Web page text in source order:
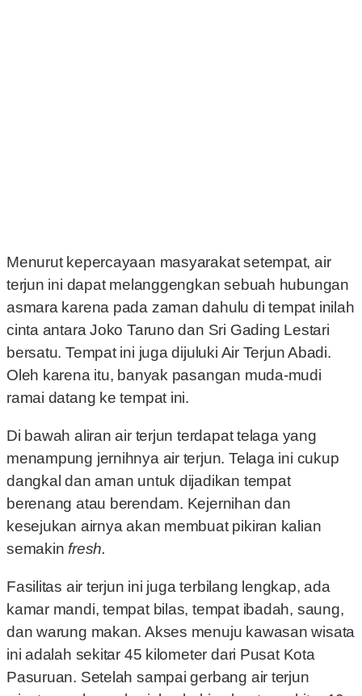
Menurut kepercayaan masyarakat setempat, air
terjun ini dapat melanggengkan sebuah hubungan
asmara karena pada zaman dahulu di tempat inilah
cinta antara Joko Taruno dan Sri Gading Lestari
bersatu. Tempat ini juga dijuluki Air Terjun Abadi.
Oleh karena itu, banyak pasangan muda-mudi
ramai datang ke tempat ini.
Di bawah aliran air terjun terdapat telaga yang
menampung jernihnya air terjun. Telaga ini cukup
dangkal dan aman untuk dijadikan tempat
berenang atau berendam. Kejernihan dan
kesejukan airnya akan membuat pikiran kalian
semakin fresh.
Fasilitas air terjun ini juga terbilang lengkap, ada
kamar mandi, tempat bilas, tempat ibadah, saung,
dan warung makan. Akses menuju kawasan wisata
ini adalah sekitar 45 kilometer dari Pusat Kota
Pasuruan. Setelah sampai gerbang air terjun